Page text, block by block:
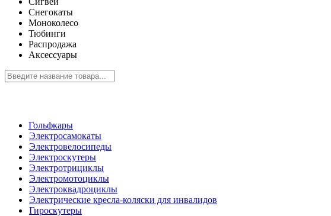
Снегокаты
Моноколесо
Тюбинги
Распродажа
Аксессуары
Гольфкары
Электросамокаты
Электровелосипеды
Электроскутеры
Электротрициклы
Электромотоциклы
Электроквадроциклы
Электрические кресла-коляски для инвалидов
Гироскутеры